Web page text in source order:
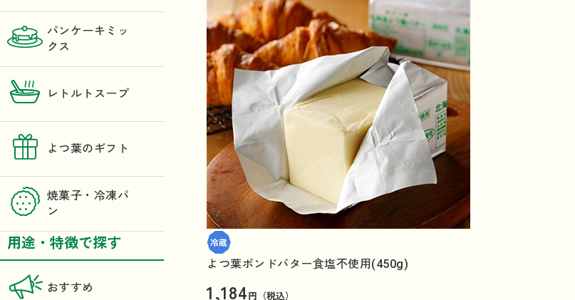
パンケーキミッ
クス
レトルトスープ
よつ葉のギフト
焼菓子・冷凍パ
ン
用途・特徴で探す
おすすめ
よつ葉ポンドバター食塩不使用(450g)
1,184円（税込）